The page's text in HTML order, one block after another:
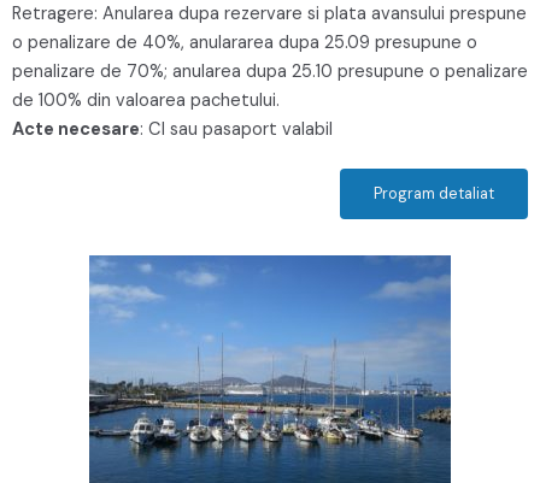
Retragere: Anularea dupa rezervare si plata avansului prespune
o penalizare de 40%, anulararea dupa 25.09 presupune o
penalizare de 70%; anularea dupa 25.10 presupune o penalizare
de 100% din valoarea pachetului.
Acte necesare: CI sau pasaport valabil
Program detaliat